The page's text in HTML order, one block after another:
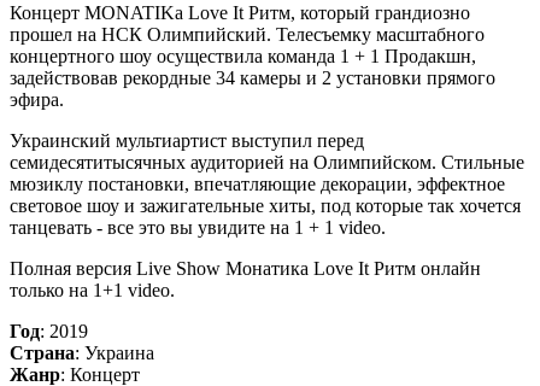
Концерт MONATIKа Love It Ритм, который грандиозно
прошел на НСК Олимпийский. Телесъемку масштабного
концертного шоу осуществила команда 1 + 1 Продакшн,
задействовав рекордные 34 камеры и 2 установки прямого
эфира.
Украинский мультиартист выступил перед
семидесятитысячных аудиторией на Олимпийском. Стильные
мюзиклу постановки, впечатляющие декорации, эффектное
световое шоу и зажигательные хиты, под которые так хочется
танцевать - все это вы увидите на 1 + 1 video.
Полная версия Live Show Монатика Love It Ритм онлайн
только на 1+1 video.
Год: 2019
Страна: Украина
Жанр: Концерт